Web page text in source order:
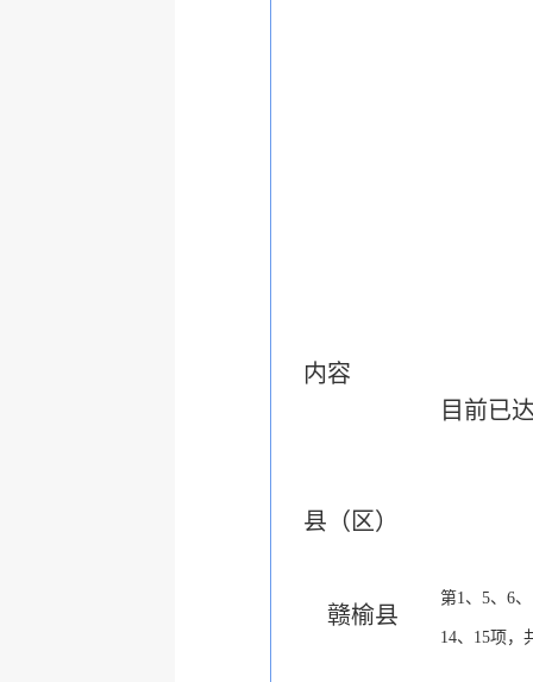
内容
县（区）
目前已
赣榆县
第1、 5、 6、
14、 15项，